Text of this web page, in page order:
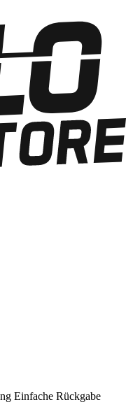
Einfache Rückgabe